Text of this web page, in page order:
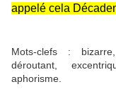
appelé cela
Mots-clefs :
déroutant,
aphorisme.